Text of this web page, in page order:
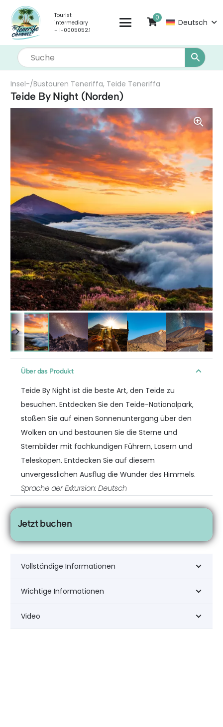
Tourist
intermediary
– I-0005052.1
0
Deutsch
Insel-/Bustouren Teneriffa, Teide Teneriffa
Teide By Night (Norden)
Über das Produkt
Teide By Night ist die beste Art, den Teide zu
besuchen. Entdecken Sie den Teide-Nationalpark,
stoßen Sie auf einen Sonnenuntergang über den
Wolken an und bestaunen Sie die Sterne und
Sternbilder mit fachkundigen Führern, Lasern und
Teleskopen. Entdecken Sie auf diesem
unvergesslichen Ausflug die Wunder des Himmels.
Sprache der Exkursion: Deutsch
Jetzt buchen
Vollständige Informationen
Wichtige Informationen
Video